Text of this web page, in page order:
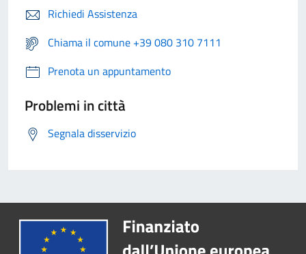
Richiedi Assistenza
Chiama il comune +39 080 310 7111
Prenota un appuntamento
Problemi in città
Segnala disservizio